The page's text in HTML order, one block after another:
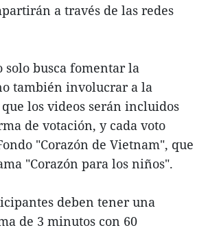
a través de las redes
solo busca fomentar la
también involucrar a la
los videos serán incluidos
de votación, y cada voto
"Corazón de Vietnam", que
"Corazón para los niños".
deben tener una
de 3 minutos con 60